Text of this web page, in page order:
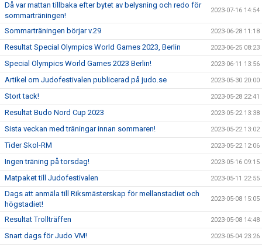
Då var mattan tillbaka efter bytet av belysning och redo för
sommarträningen!
2023-07-16 14:54
Sommarträningen börjar v.29 2023-06-28 11:18
Resultat Special Olympics World Games 2023, Berlin 2023-06-25 08:23
Special Olympics World Games 2023 Berlin! 2023-06-11 13:56
Artikel om Judofestivalen publicerad på judo.se 2023-05-30 20:00
Stort tack! 2023-05-28 22:41
Resultat Budo Nord Cup 2023 2023-05-22 13:38
Sista veckan med träningar innan sommaren! 2023-05-22 13:02
Tider Skol-RM 2023-05-22 12:06
Ingen träning på torsdag! 2023-05-16 09:15
Matpaket till Judofestivalen 2023-05-11 22:55
Dags att anmäla till Riksmästerskap för mellanstadiet och
högstadiet!
2023-05-08 15:05
Resultat Trollträffen 2023-05-08 14:48
Snart dags för Judo VM! 2023-05-04 23:26